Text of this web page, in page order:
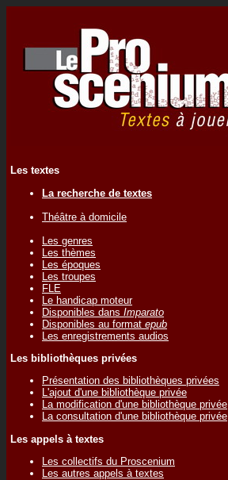
Les textes
La recherche de textes
Théâtre à domicile
Les genres
Les thèmes
Les époques
Les troupes
FLE
Le handicap moteur
Disponibles dans Imparato
Disponibles au format epub
Les enregistrements audios
Les bibliothèques privées
Présentation des bibliothèques privées
L'ajout d'une bibliothèque privée
La modification d'une bibliothèque privée
La consultation d'une bibliothèque privée
Les appels à textes
Les collectifs du Proscenium
Les autres appels à textes